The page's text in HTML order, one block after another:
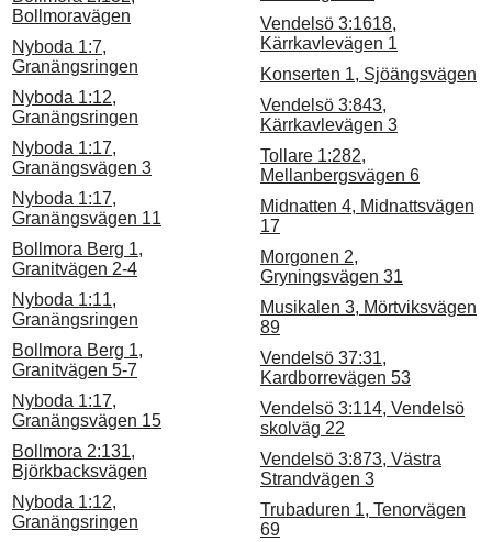
Bollmoravägen
Nyboda 1:7,
Granängsringen
Nyboda 1:12,
Granängsringen
Nyboda 1:17,
Granängsvägen 3
Nyboda 1:17,
Granängsvägen 11
Bollmora Berg 1,
Granitvägen 2-4
Nyboda 1:11,
Granängsringen
Bollmora Berg 1,
Granitvägen 5-7
Nyboda 1:17,
Granängsvägen 15
Bollmora 2:131,
Björkbacksvägen
Nyboda 1:12,
Granängsringen
Vendelsö 3:1618,
Kärrkavlevägen 1
Konserten 1, Sjöängsvägen
Vendelsö 3:843,
Kärrkavlevägen 3
Tollare 1:282,
Mellanbergsvägen 6
Midnatten 4, Midnattsvägen
17
Morgonen 2,
Gryningsvägen 31
Musikalen 3, Mörtviksvägen
89
Vendelsö 37:31,
Kardborrevägen 53
Vendelsö 3:114, Vendelsö
skolväg 22
Vendelsö 3:873, Västra
Strandvägen 3
Trubaduren 1, Tenorvägen
69